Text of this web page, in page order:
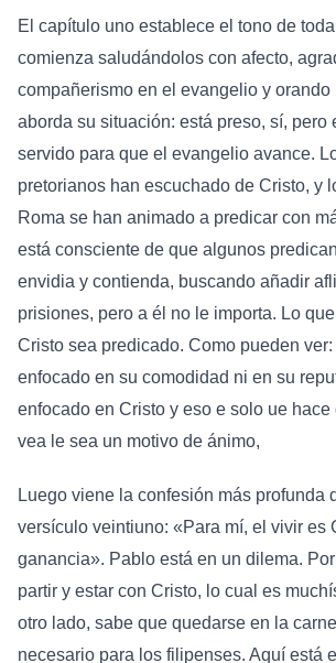
El capítulo uno establece el tono de
comienza saludándolos con afecto,
compañerismo en el evangelio y
aborda su situación: está preso, sí, pero
servido para que el evangelio avance.
pretorianos han escuchado de Cristo, y
Roma se han animado a predicar con
está consciente de que algunos
envidia y contienda, buscando añadir
prisiones, pero a él no le importa. Lo
Cristo sea predicado. Como pueden
enfocado en su comodidad ni en su
enfocado en Cristo y eso e solo ue
vea le sea un motivo de ánimo,
Luego viene la confesión más profunda
versículo veintiuno: «Para mí, el vivir es
ganancia». Pablo está en un dilema.
partir y estar con Cristo, lo cual es
otro lado, sabe que quedarse en la
necesario para los filipenses. Aquí está